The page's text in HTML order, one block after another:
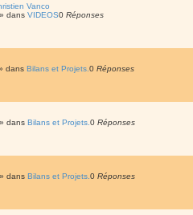
Vanco
» dans VIDEOS0 Réponses
dans Bilans et Projets. 0 Réponses
» dans Bilans et Projets. 0 Réponses
» dans Bilans et Projets. 0 Réponses